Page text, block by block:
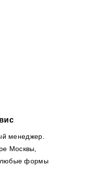
менеджер.
Москвы,
любые формы